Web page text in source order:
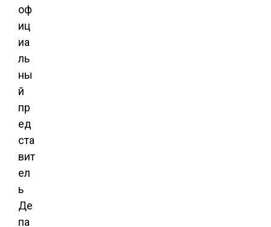
оф
иц
иа
ль
ны
й
пр
ед
ста
вит
ел
ь
Де
па